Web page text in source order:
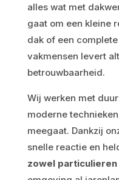
alles wat met
gaat om een kleine
dak of een
vakmensen levert
betrouwbaarheid.
Wij werken met
moderne
meegaat. Dankzij
snelle reactie en
zowel